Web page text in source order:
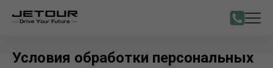
Условия обработки персональных